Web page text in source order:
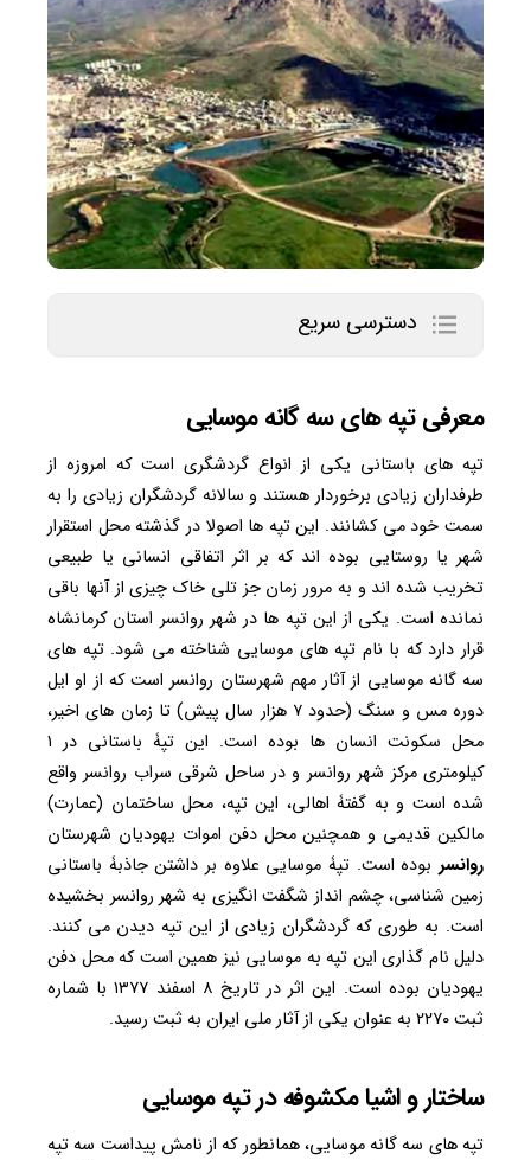
دسترسی سریع
معرفی تپه های سه گانه موسایی
تپه های باستانی یکی از انواع گردشگری است که امروزه از
طرفداران زیادی برخوردار هستند و سالانه گردشگران زیادی را به
سمت خود می کشانند. این تپه ها اصولا در گذشته محل استقرار
شهر یا روستایی بوده اند که بر اثر اتفاقی انسانی یا طبیعی
تخریب شده اند و به مرور زمان جز تلی خاک چیزی از آنها باقی
نمانده است. یکی از این تپه ها در شهر روانسر استان کرمانشاه
قرار دارد که با نام تپه های موسایی شناخته می شود. تپه های
سه گانه موسایی از آثار مهم شهرستان روانسر است که از او ایل
دوره مس و سنگ (حدود ۷ هزار سال پیش) تا زمان های اخیر،
محل سکونت انسان ها بوده است. این تپۀ باستانی در ۱
کیلومتری مرکز شهر روانسر و در ساحل شرقی سراب روانسر واقع
شده است و به گفتۀ اهالی، این تپه، محل ساختمان (عمارت)
مالکین قدیمی و همچنین محل دفن اموات یهودیان شهرستان
روانسر بوده است. تپۀ موسایی علاوه بر داشتن جاذبۀ باستانی
زمین شناسی، چشم انداز شگفت انگیزی به شهر روانسر بخشیده
است. به طوری که گردشگران زیادی از این تپه دیدن می کنند.
دلیل نام گذاری این تپه به موسایی نیز همین است که محل دفن
یهودیان بوده است. این اثر در تاریخ ۸ اسفند ۱۳۷۷ با شماره
ثبت ۲۲۷۰ به ‌عنوان یکی از آثار ملی ایران به ثبت رسید.
ساختار و اشیا مکشوفه در تپه موسایی
تپه های سه گانه موسایی، همانطور که از نامش پیداست سه تپه